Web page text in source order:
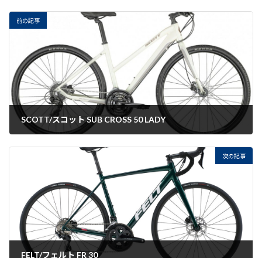
前の記事
SCOTT/スコット SUB CROSS 50 LADY
2022-08-29
次の記事
FELT/フェルト FR 30